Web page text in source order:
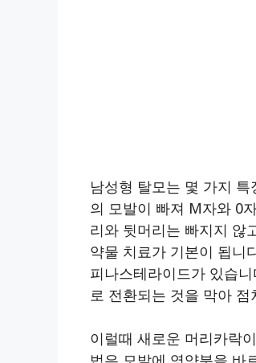
남성형 탈모는 몇 가지
의 모발이 빠져 M자와 0
리와 뒷머리는 빠지지 않
약물 치료가 기본이 됩니
피나스테라이드가 있습
로 전환되는 것을 막아
이럴때 새로운 머리카락